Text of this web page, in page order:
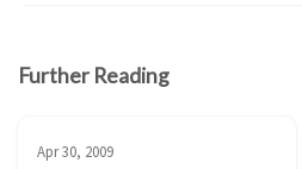
Further Reading
Apr 30, 2009